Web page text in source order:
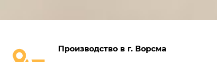
Производство в г. Ворсма